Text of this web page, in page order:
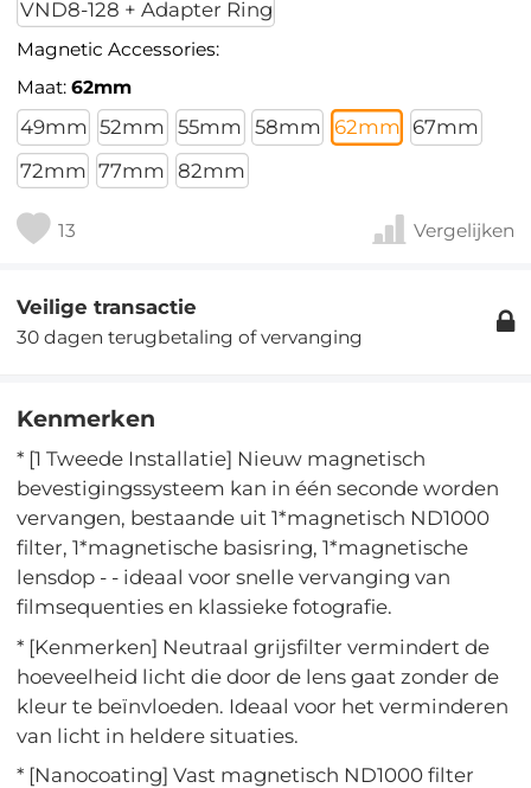
VND8-128 + Adapter Ring
Magnetic Accessories:
Maat:62mm
49mm 52mm 55mm 58mm 62mm 67mm
72mm 77mm 82mm
13 Vergelijken
Veilige transactie
30 dagen terugbetaling of vervanging
Kenmerken
* [1 Tweede Installatie] Nieuw magnetisch
bevestigingssysteem kan in één seconde worden
vervangen, bestaande uit 1*magnetisch ND1000
filter, 1*magnetische basisring, 1*magnetische
lensdop - - ideaal voor snelle vervanging van
filmsequenties en klassieke fotografie.
* [Kenmerken] Neutraal grijsfilter vermindert de
hoeveelheid licht die door de lens gaat zonder de
kleur te beïnvloeden. Ideaal voor het verminderen
van licht in heldere situaties.
* [Nanocoating] Vast magnetisch ND1000 filter